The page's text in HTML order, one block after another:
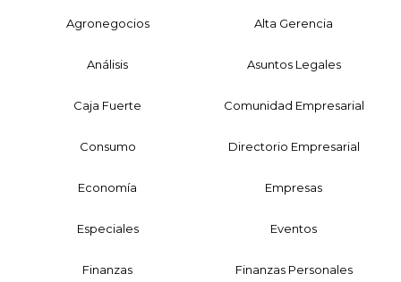
Agronegocios Alta Gerencia
Análisis Asuntos Legales
Caja Fuerte Comunidad Empresarial
Consumo Directorio Empresarial
Economía Empresas
Especiales Eventos
Finanzas Finanzas Personales